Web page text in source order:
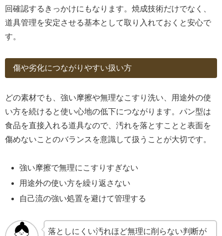
回確認するきっかけにもなります。焼成技術だけでなく、
道具管理を安定させる基本として取り入れておくと安心で
す。
傷や劣化につながりやすい扱い方
どの素材でも、強い摩擦や無理なこすり洗い、用途外の使
い方を続けると使い心地の低下につながります。パン型は
食品を直接入れる道具なので、汚れを落とすことと表面を
傷めないことのバランスを意識して扱うことが大切です。
強い摩擦で無理にこすりすぎない
用途外の使い方を繰り返さない
自己流の強い処置を避けて管理する
落としにくい汚れほど無理に削らない判断が